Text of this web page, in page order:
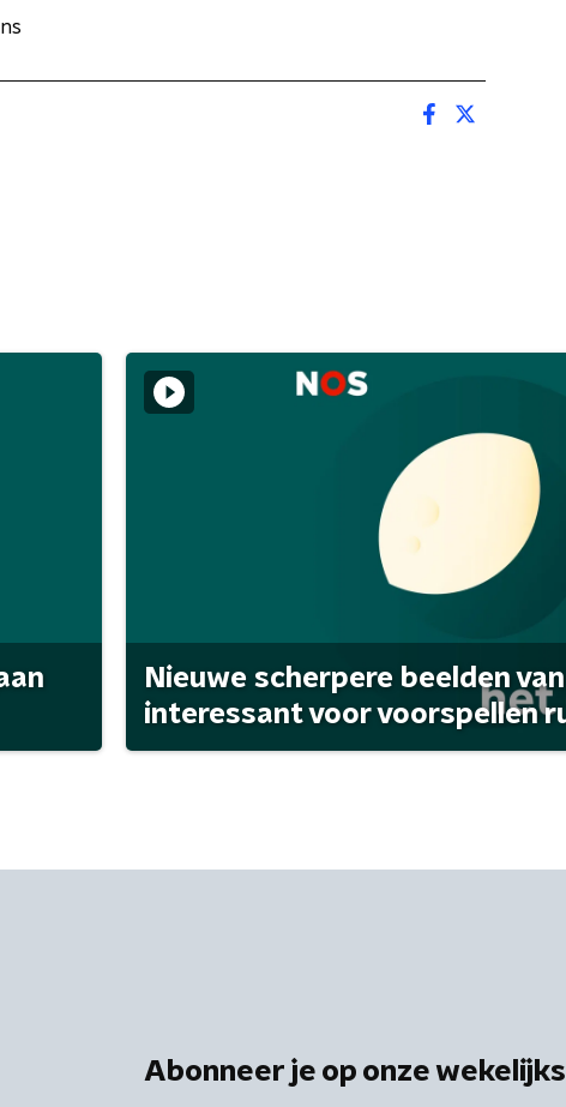
Nieuwe scherpere beelden
interessant voor voorspellen
Abonneer je op onze